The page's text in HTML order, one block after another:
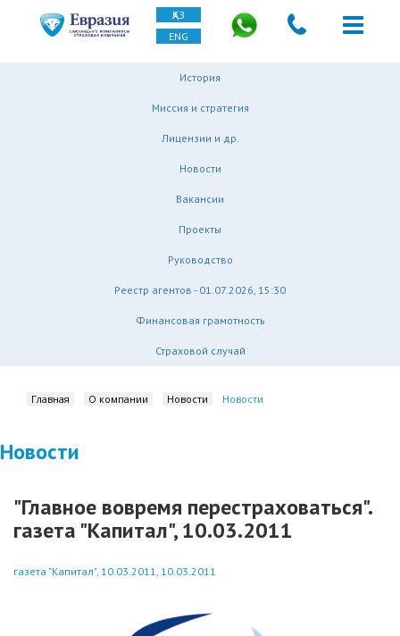
ҚАЗ
ENG
История
Миссия и стратегия
Лицензии и др.
Новости
Вакансии
Проекты
Руководство
Реестр агентов - 01.07.2026, 15:30
Финансовая грамотность
Страховой случай
Главная О компании Новости Новости
Новости
"Главное вовремя перестраховаться".
газета "Капитал", 10.03.2011
газета "Капитал", 10.03.2011, 10.03.2011